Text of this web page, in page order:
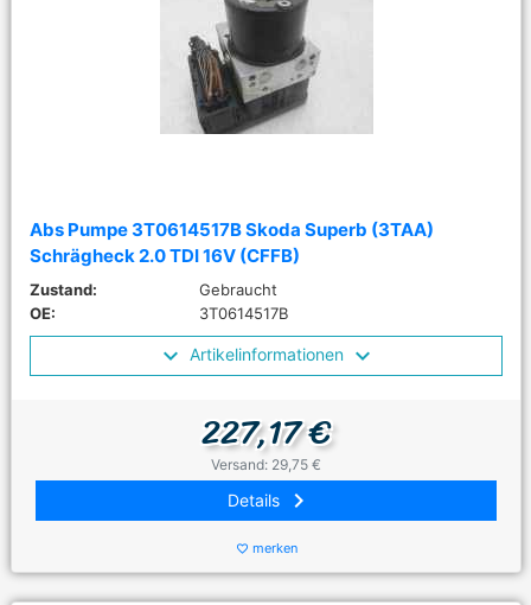
Abs Pumpe 3T0614517B Skoda Superb (3TAA)
Schrägheck 2.0 TDI 16V (CFFB)
Zustand:
Gebraucht
OE:
3T0614517B
Artikelinformationen
227,17 €
Versand: 29,75 €
Details keyboard_arrow_right
favorite_border merken